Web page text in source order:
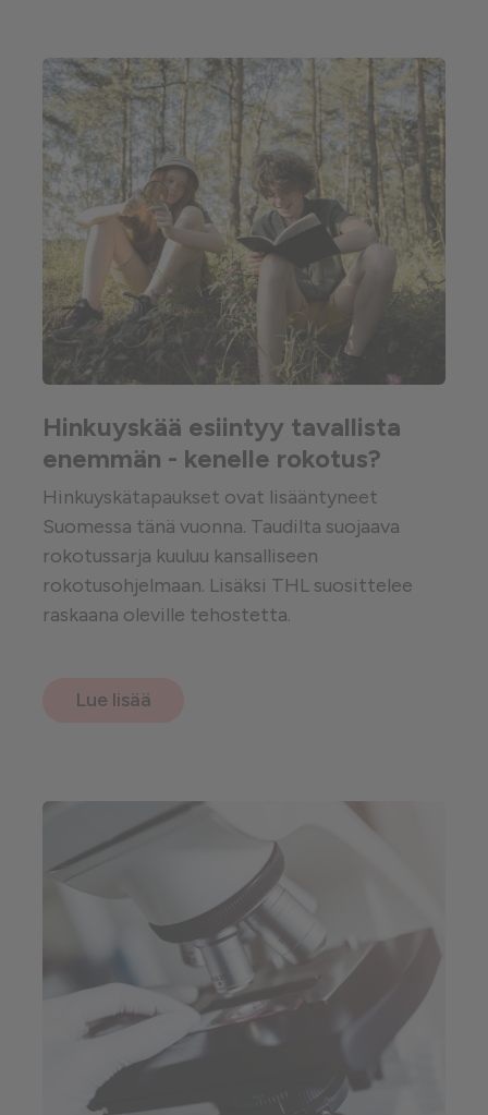
Hinkuyskää esiintyy tavallista
enemmän - kenelle rokotus?
Hinkuyskätapaukset ovat lisääntyneet
Suomessa tänä vuonna. Taudilta suojaava
rokotussarja kuuluu kansalliseen
rokotusohjelmaan. Lisäksi THL suosittelee
raskaana oleville tehostetta.
Lue lisää